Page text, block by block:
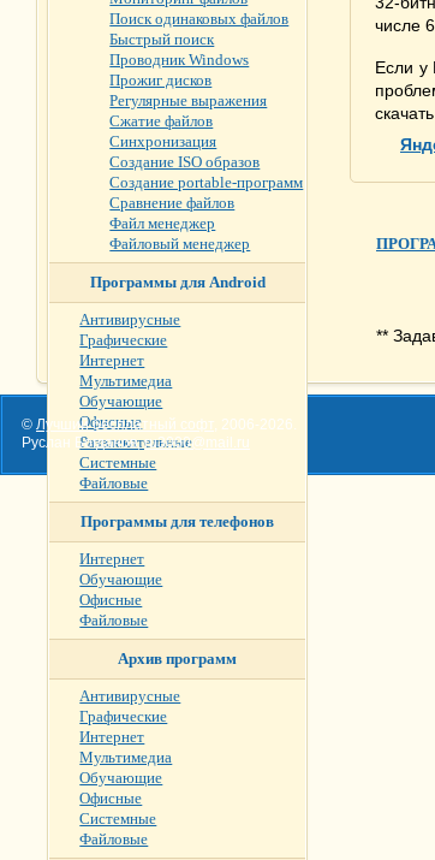
числе
Если у
**
Поиск одинаковых файлов
Быстрый поиск
Проводник Windows
Прожиг дисков
Регулярные выражения
Сжатие файлов
Синхронизация
Создание ISO образов
Создание portable-программ
Сравнение файлов
Файл менеджер
Файловый менеджер
Программы для Android
Антивирусные
Графические
Интернет
Мультимедиа
Обучающие
Офисные
Развлекательные
Системные
Файловые
Программы для телефонов
Интернет
Обучающие
Офисные
Файловые
Архив программ
Антивирусные
Графические
Интернет
Мультимедиа
Обучающие
Офисные
Системные
Файловые
© Лучший бесплатный софт, 2006-2026.
Руслан Богданов,ru3000@mail.ru